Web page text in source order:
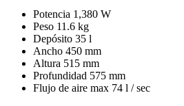
Potencia 1,380 W
Peso 11.6 kg
Depósito 35 l
Ancho 450 mm
Altura 515 mm
Profundidad 575 mm
Flujo de aire max 74 l / sec